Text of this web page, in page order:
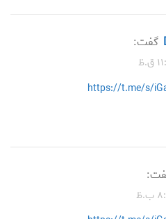
گفت:
https://t.me/s/